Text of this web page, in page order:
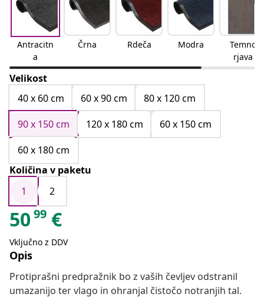
Antracitn
a
Črna Rdeča Modra
Temno
rjava
Velikost
40 x 60 cm
60 x 90 cm
80 x 120 cm
90 x 150 cm
120 x 180 cm
60 x 150 cm
60 x 180 cm
Količina v paketu
1
2
5099 €
Vključno z DDV
Opis
Protiprašni predpražnik bo z vaših čevljev odstranil
umazanijo ter vlago in ohranjal čistočo notranjih tal.